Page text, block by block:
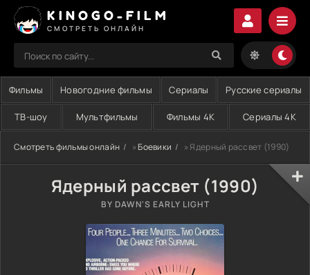
KINOGO-FILM
СМОТРЕТЬ ОНЛАЙН
Фильмы Новогодние фильмы Сериалы Русские сериалы
ТВ-шоу Мультфильмы Фильмы 4K Сериалы 4K
Смотреть фильмы онлайн »Боевики » Ядерный рассвет (1990)
Ядерный рассвет (1990)
BY DAWN'S EARLY LIGHT